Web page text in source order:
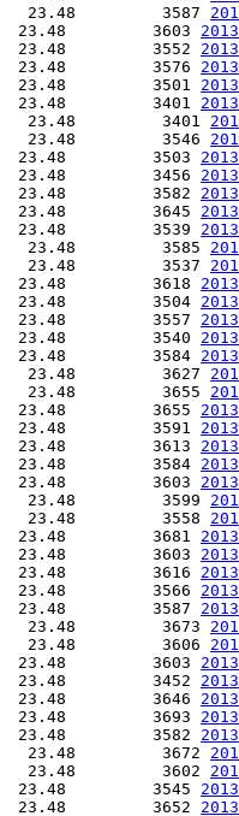
23.48         3587
23.48         3603
23.48         3552
23.48         3576
23.48         3501
23.48         3401
23.48         3401
23.48         3546
23.48         3503
23.48         3456
23.48         3582
23.48         3645
23.48         3539
23.48         3585
23.48         3537
23.48         3618
23.48         3504
23.48         3557
23.48         3540
23.48         3584
23.48         3627
23.48         3655
23.48         3655
23.48         3591
23.48         3613
23.48         3584
23.48         3603
23.48         3599
23.48         3558
23.48         3681
23.48         3603
23.48         3616
23.48         3566
23.48         3587
23.48         3673
23.48         3606
23.48         3603
23.48         3452
23.48         3646
23.48         3693
23.48         3582
23.48         3672
23.48         3602
23.48         3545
23.48         3652